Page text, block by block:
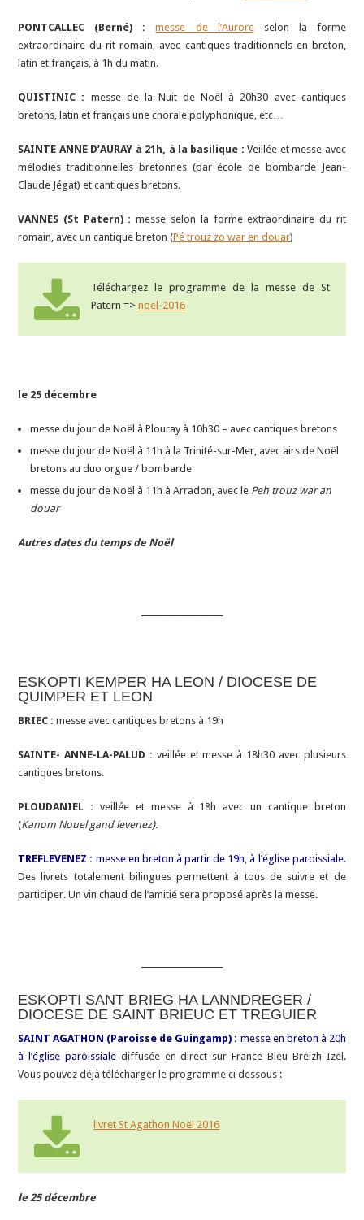
PONTCALLEC (Berné) : messe de l’Auroreselon la forme
extraordinaire du rit romain, avec cantiques traditionnels en breton,
latin et français, à 1h du matin.
QUISTINIC : messe de la Nuit de Noël à 20h30 avec cantiques
bretons, latin et français une chorale polyphonique, etc…
SAINTE ANNE D’AURAY à 21h, à la basilique : Veillée et messe avec
mélodies traditionnelles bretonnes (par école de bombarde Jean-
Claude Jégat) et cantiques bretons.
VANNES (St Patern) : messe selon la forme extraordinaire du rit
romain, avec un cantique breton (Pé trouz zo war en douar)
Téléchargez le programme de la messe de St
Patern =>noel-2016
le 25 décembre
messe du jour de Noël à Plouray à 10h30 – avec cantiques bretons
messe du jour de Noël à 11h à la Trinité-sur-Mer, avec airs de Noël
bretons au duo orgue / bombarde
messe du jour de Noël à 11h à Arradon, avec le Peh trouz war an
douar
Autres dates du temps de Noël
ESKOPTI KEMPER HA LEON / DIOCESE DE
QUIMPER ET LEON
BRIEC : messe avec cantiques bretons à 19h
SAINTE- ANNE-LA-PALUD : veillée et messe à 18h30 avec plusieurs
cantiques bretons.
PLOUDANIEL : veillée et messe à 18h avec un cantique breton
(Kanom Nouel gand levenez).
TREFLEVENEZ : messe en breton à partir de 19h, à l’église paroissiale.
Des livrets totalement bilingues permettent à tous de suivre et de
participer. Un vin chaud de l’amitié sera proposé après la messe.
ESKOPTI SANT BRIEG HA LANNDREGER /
DIOCESE DE SAINT BRIEUC ET TREGUIER
SAINT AGATHON (Paroisse de Guingamp) : messe en breton à 20h
à l’église paroissialediffusée en direct sur France Bleu Breizh Izel.
Vous pouvez déjà télécharger le programme ci dessous :
livret St Agathon Noël 2016
le 25 décembre